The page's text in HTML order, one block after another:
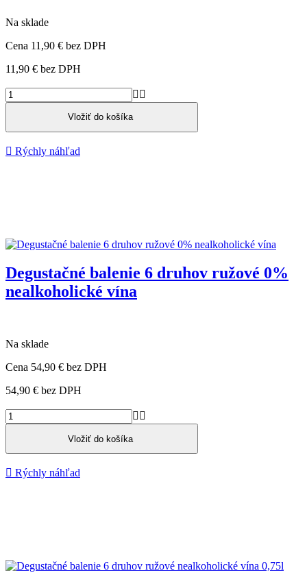
Na sklade
Cena 11,90 € bez DPH
11,90 € bez DPH
 
Vložiť do košíka
 Rýchly náhľad
Degustačné balenie 6 druhov ružové 0%
nealkoholické vína
Na sklade
Cena 54,90 € bez DPH
54,90 € bez DPH
 
Vložiť do košíka
 Rýchly náhľad